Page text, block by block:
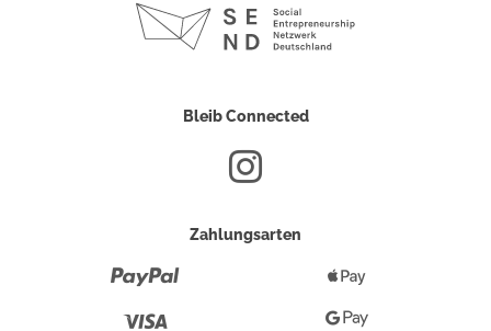
Bleib Connected
Zahlungsarten
Pay
Google